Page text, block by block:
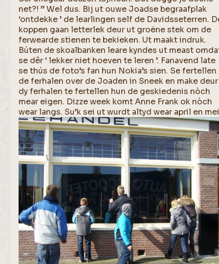
net?! ” Wel dus. Bij ut ouwe Joadse begraafplak
‘ontdekke ’ de learlingen self de Davidsseterren.
koppen gaan letterlek deur ut groëne stek om de
ferwearde stienen te bekieken. Ut maakt indruk.
Búten de skoalbanken leare kyndes ut meast
se dêr ‘ lekker niet hoeven te leren ’. Fanavend late
se thús de foto’s fan hun Nokia’s sien. Se fertellen
de ferhalen over de Joaden in Sneek en make deur
dy ferhalen te fertellen hun de geskiedenis nòch
mear eigen. Dizze week komt Anne Frank ok nòch
wear langs. Su’k sei ut wurdt altyd wear april en